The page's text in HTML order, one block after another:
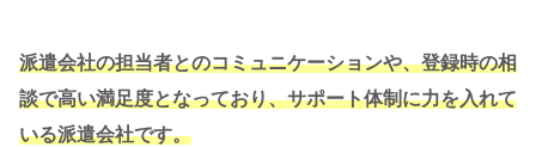
派遣会社の担当者とのコミュニケーションや、登録時の相
談で高い満足度となっており、サポート体制に力を入れて
いる派遣会社です。